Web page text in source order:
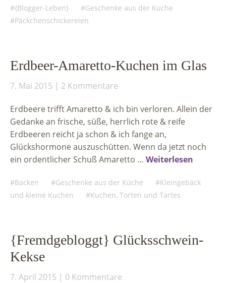
{Blogger-Leben}
Geschenke aus der Küche
Päckchenschickereien
Erdbeer-Amaretto-Kuchen im Glas
7. Mai 2015 2 Kommentare
Erdbeere trifft Amaretto & ich bin verloren. Allein der
Gedanke an frische, süße, herrlich rote & reife
Erdbeeren reicht ja schon & ich fange an,
Glückshormone auszuschütten. Wenn da jetzt noch
ein ordentlicher Schuß Amaretto … Weiterlesen
Backen Geschenke aus der Küche
Kleingebäck
und kleine Kuchen
Kuchen, Torten und Tartes
{Fremdgebloggt} Glücksschwein-
Kekse
7. April 2015 0 Kommentare